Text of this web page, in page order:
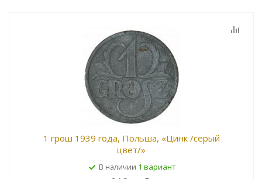
1 грош 1939 года, Польша, «Цинк /серый
цвет/»
В наличии 1 вариант